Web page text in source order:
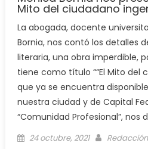
Mito del ciudadano
La abogada, docente
Bornia, nos contó los detalles
literaria, una obra imperdible,
tiene como título ““El Mito del
que ya se encuentra
nuestra ciudad y de Capital
“Comunidad Profesional”, nos
24 octubre, 2021 Redacción